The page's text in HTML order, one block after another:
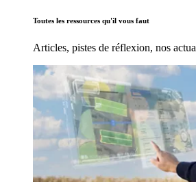
Toutes les ressources qu'il vous faut
Articles, pistes de réflexion, nos